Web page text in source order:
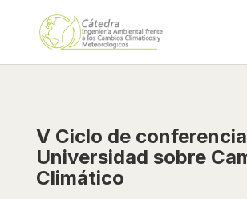
V Ciclo de
Universidad sobre
Climático